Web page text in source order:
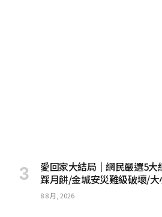
愛回家大結局｜網民嚴選5
踩月餅/金城安災難級破壞/
8 8 月, 2026